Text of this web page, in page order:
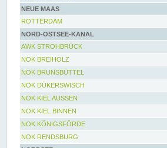
NEUE MAAS
ROTTERDAM
NORD-OSTSEE-KANAL
AWK STROHBRÜCK
NOK BREIHOLZ
NOK BRUNSBÜTTEL
NOK DÜKERSWISCH
NOK KIEL AUSSEN
NOK KIEL BINNEN
NOK KÖNIGSFÖRDE
NOK RENDSBURG